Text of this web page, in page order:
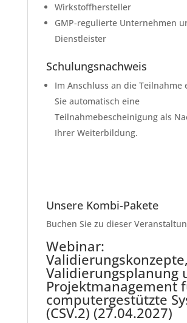
Wirkstoffhersteller
GMP-regulierte Unternehmen
Dienstleister
Schulungsnachweis
Im Anschluss an die Teilnahme
Sie automatisch eine
Teilnahmebescheinigung als
Ihrer Weiterbildung.
Unsere Kombi-Pakete
Buchen Sie zu dieser
Webinar:
Validierungskonzepte,
Validierungsplanung
Projektmanagement
computergestützte
(CSV.2) (27.04.2027)